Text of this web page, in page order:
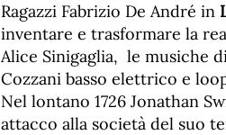
Ragazzi Fabrizio De André in
inventare e trasformare la
Alice Sinigaglia, le musiche
Cozzani basso elettrico e
Nel lontano 1726 Jonathan
attacco alla società del suo